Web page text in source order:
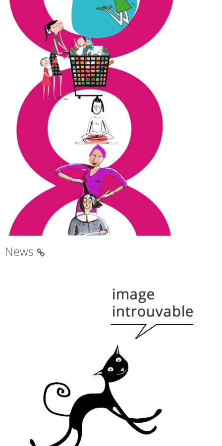
News
NEWSLETTERS AGNES-LOVE-